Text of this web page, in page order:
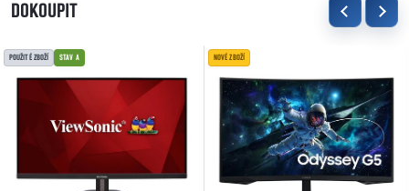
DOKOUPIT
POUŽITÉ ZBOŽÍ STAV A NOVÉ ZBOŽÍ